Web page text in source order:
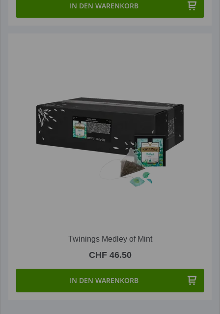
IN DEN WARENKORB
Twinings Medley of Mint
CHF 46.50
IN DEN WARENKORB